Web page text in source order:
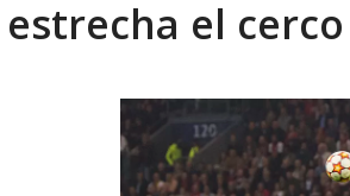
Familiares realizaron nueva vigilia en El
estrecha el